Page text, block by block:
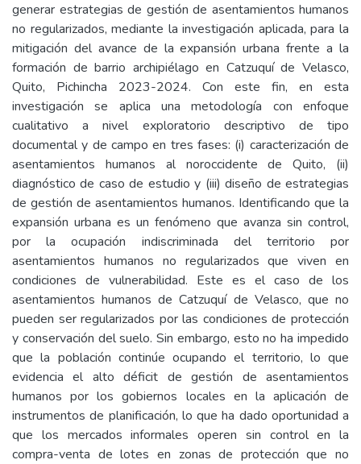
generar estrategias de gestión de asentamientos humanos
no regularizados, mediante la investigación aplicada, para la
mitigación del avance de la expansión urbana frente a la
formación de barrio archipiélago en Catzuquí de Velasco,
Quito, Pichincha 2023-2024. Con este fin, en esta
investigación se aplica una metodología con enfoque
cualitativo a nivel exploratorio descriptivo de tipo
documental y de campo en tres fases: (i) caracterización de
asentamientos humanos al noroccidente de Quito, (ii)
diagnóstico de caso de estudio y (iii) diseño de estrategias
de gestión de asentamientos humanos. Identificando que la
expansión urbana es un fenómeno que avanza sin control,
por la ocupación indiscriminada del territorio por
asentamientos humanos no regularizados que viven en
condiciones de vulnerabilidad. Este es el caso de los
asentamientos humanos de Catzuquí de Velasco, que no
pueden ser regularizados por las condiciones de protección
y conservación del suelo. Sin embargo, esto no ha impedido
que la población continúe ocupando el territorio, lo que
evidencia el alto déficit de gestión de asentamientos
humanos por los gobiernos locales en la aplicación de
instrumentos de planificación, lo que ha dado oportunidad a
que los mercados informales operen sin control en la
compra-venta de lotes en zonas de protección que no